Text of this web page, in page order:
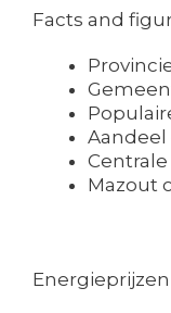
Facts and
Aandeel
Centrale
Mazout